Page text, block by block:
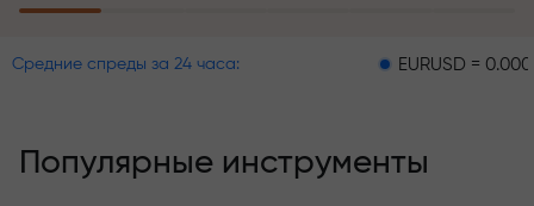
пополнение счёта
в течение 6 месяцев. Торгуйте
Средние спреды за 24 часа: EURUSD = 0.00001
Популярные инструменты